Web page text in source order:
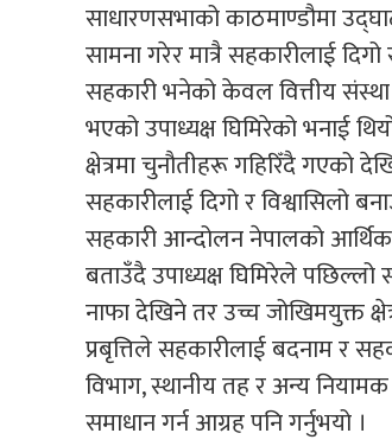
साधारणसभाको काठमाण्डौमा
सामना गरेर मात्रै सहकारीलाई
सहकारी भनेको केवल वित्तीय संस्था
भएको उपाध्यक्ष घिमिरेको भनाई
क्षेत्रमा चुनौतीहरू गहिरिँदै गएको
सहकारीलाई दिगो र विश्वासिलो
सहकारी आन्दोलन नेपालको
बताउँदै उपाध्यक्ष घिमिरेले
नाफा देखिने तर उच्च जोखिमयुक्त
प्रबृत्तिले सहकारीलाई बदनाम र
विभाग, स्थानीय तह र अन्य
समाधान गर्न आग्रह पनि गर्नुभयो ।